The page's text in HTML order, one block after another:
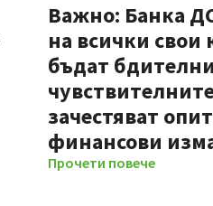
Важно: Банка
на всички свои
бъдат
зачестяват
финансови
Прочети повече